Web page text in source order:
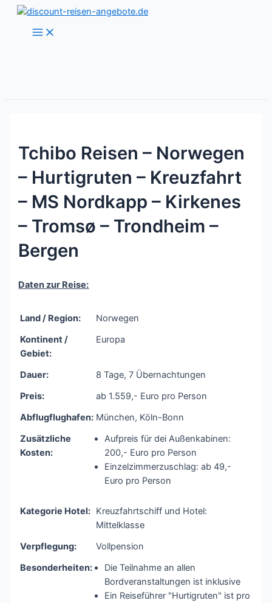
Zum
springen
Main
Menu
Tchibo Reisen – Norwegen
– Hurtigruten – Kreuzfahrt
– MS Nordkapp – Kirkenes
– Tromsø – Trondheim –
Bergen
Daten zur Reise:
Land / Region:
Norwegen
Kontinent /
Gebiet:
Europa
Dauer:
8 Tage, 7 Übernachtungen
Preis:
ab 1.559,- Euro pro Person
Abflugflughafen: München, Köln-Bonn
Zusätzliche
Kosten:
Aufpreis für dei Außenkabinen:
200,- Euro pro Person
Einzelzimmerzuschlag: ab 49,-
Euro pro Person
Kategorie Hotel: Kreuzfahrtschiff und Hotel:
Mittelklasse
Verpflegung:
Vollpension
Besonderheiten:
Die Teilnahme an allen
Bordveranstaltungen ist inklusive
Ein Reiseführer "Hurtigruten" ist pro